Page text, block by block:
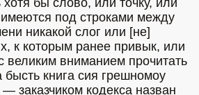
бы слово, или точку, или
под строками между
никакой слог или [не]
к которым ранее привык, или
великим вниманием прочитать
бысть книга сия грешномоу
заказчиком кодекса назван